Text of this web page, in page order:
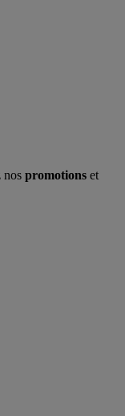
nos promotions et